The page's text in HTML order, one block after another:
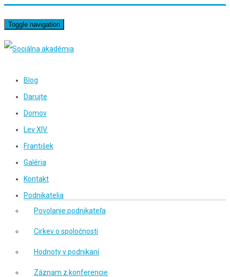
Toggle navigation
Blog
Darujte
Domov
Lev XIV.
František
Galéria
Kontakt
Podnikatelia
Povolanie podnikateľa
Cirkev o spoločnosti
Hodnoty v podnikaní
Záznam z konferencie